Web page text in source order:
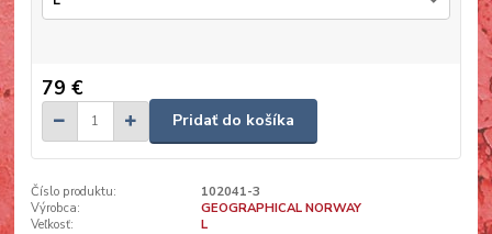
79 €
Pridať do košíka
Číslo produktu:
102041-3
Výrobca:
GEOGRAPHICAL NORWAY
Veľkosť:
L